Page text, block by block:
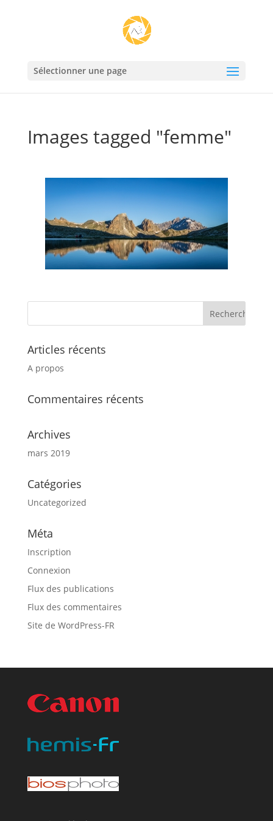
Sélectionner une page
Images tagged "femme"
Articles récents
A propos
Commentaires récents
Archives
mars 2019
Catégories
Uncategorized
Méta
Inscription
Connexion
Flux des publications
Flux des commentaires
Site de WordPress-FR